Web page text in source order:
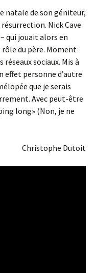
natale de son géniteur,
Nick Cave
qui jouait alors en
du père. Moment
sociaux. Mis à
effet personne d’autre
que je serais
Avec peut-être
long» (Non, je ne
Christophe Dutoit